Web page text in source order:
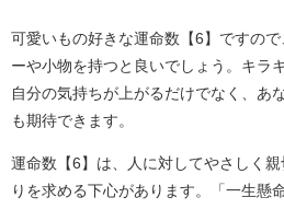
可愛いもの好きな運命数【6】ですの
ーや小物を持つと良いでしょう。キラ
自分の気持ちが上がるだけでなく、あ
も期待できます。
運命数【6】は、人に対してやさしく
りを求める下心があります。「一生懸